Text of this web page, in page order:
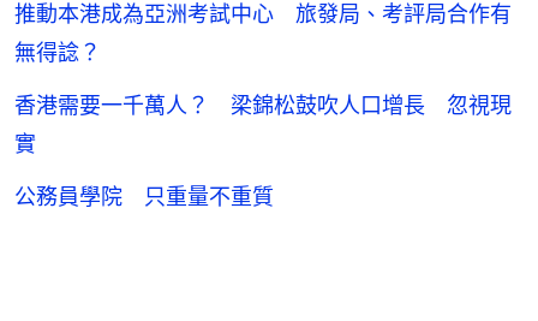
推動本港成為亞洲考試中心 旅發局、考評局合作有
無得諗？
香港需要一千萬人？ 梁錦松鼓吹人口增長 忽視現
實
公務員學院 只重量不重質